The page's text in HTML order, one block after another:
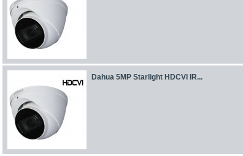
Dahua 5MP Starlight HDCVI IR...